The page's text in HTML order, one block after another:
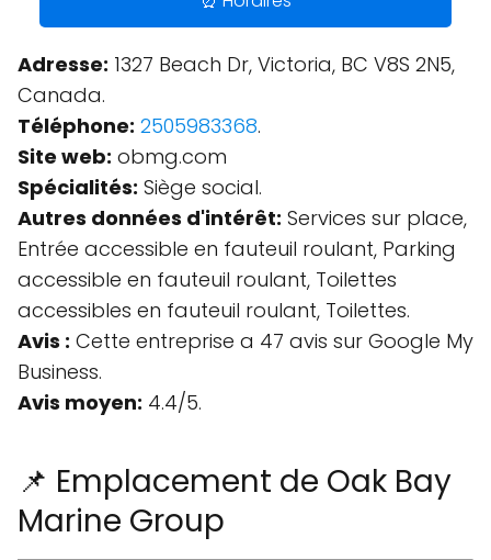
Adresse: 1327 Beach Dr, Victoria, BC V8S 2N5,
Canada.
Téléphone: 2505983368.
Site web: obmg.com
Spécialités: Siège social.
Autres données d'intérêt: Services sur place,
Entrée accessible en fauteuil roulant, Parking
accessible en fauteuil roulant, Toilettes
accessibles en fauteuil roulant, Toilettes.
Avis : Cette entreprise a 47 avis sur Google My
Business.
Avis moyen: 4.4/5.
📌 Emplacement de Oak Bay
Marine Group